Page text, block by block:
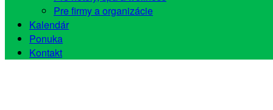
Pre firmy a organizácie
Kalendár
Ponuka
Kontakt